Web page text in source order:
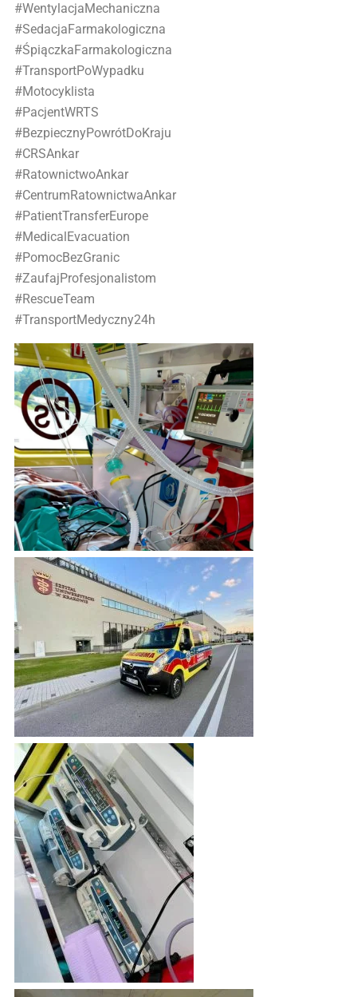
#WentylacjaMechaniczna
#SedacjaFarmakologiczna
#ŚpiączkaFarmakologiczna
#TransportPoWypadku
#Motocyklista
#PacjentWRTS
#BezpiecznyPowrótDoKraju
#CRSAnkar
#RatownictwoAnkar
#CentrumRatownictwaAnkar
#PatientTransferEurope
#MedicalEvacuation
#PomocBezGranic
#ZaufajProfesjonalistom
#RescueTeam
#TransportMedyczny24h